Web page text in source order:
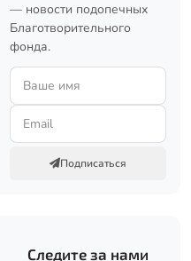
— новости подопечных
Благотворительного
фонда.
Подписаться
Следите за нами